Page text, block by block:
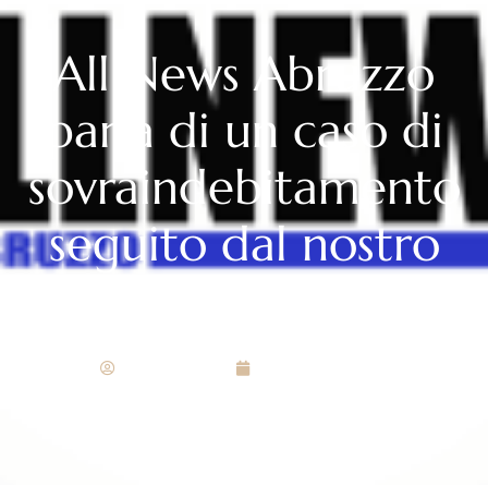
All News Abruzzo
parla di un caso di
sovraindebitamento
seguito dal nostro